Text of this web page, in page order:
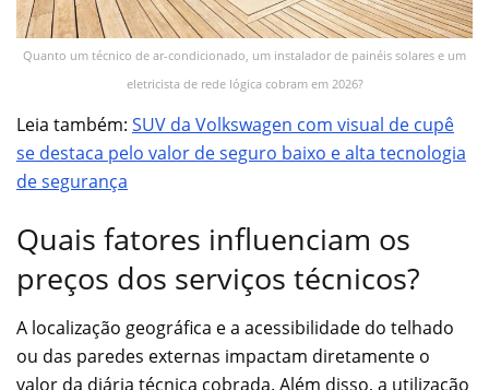
Quanto um técnico de ar-condicionado, um instalador de painéis solares e um
eletricista de rede lógica cobram em 2026?
Leia também: SUV da Volkswagen com visual de cupê
se destaca pelo valor de seguro baixo e alta tecnologia
de segurança
Quais fatores influenciam os
preços dos serviços técnicos?
A localização geográfica e a acessibilidade do telhado
ou das paredes externas impactam diretamente o
valor da diária técnica cobrada. Além disso, a utilização